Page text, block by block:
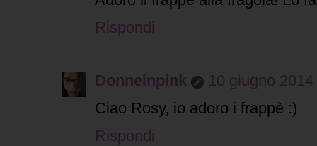
Rispondi
Donneinpink
10 giugno
Ciao Rosy, io adoro i frappè :)
Rispondi